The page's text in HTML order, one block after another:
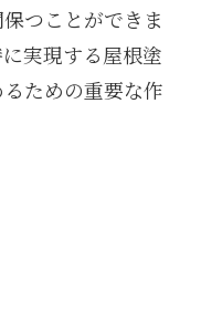
つことができま
実現する屋根塗
ための重要な作